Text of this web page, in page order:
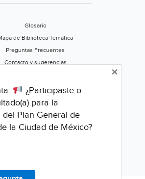
Glosario
de Biblioteca Temática
Preguntas Frecuentes
Contacto y sugerencias
Califica este portal
¿Participaste o
para la
Plan General de
la Ciudad de México?
×